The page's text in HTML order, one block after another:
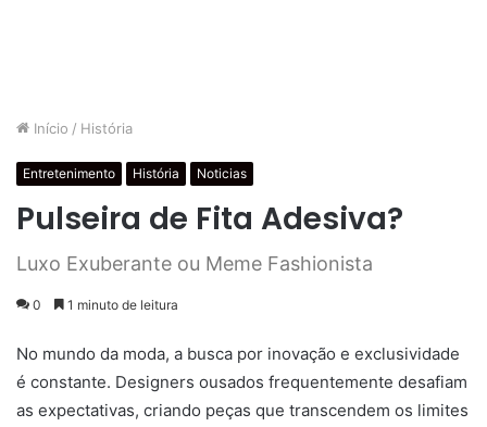
Início / História
Entretenimento História Noticias
Pulseira de Fita Adesiva?
Luxo Exuberante ou Meme Fashionista
0 1 minuto de leitura
No mundo da moda, a busca por inovação e exclusividade
é constante. Designers ousados ​​frequentemente desafiam
as expectativas, criando peças que transcendem os limites